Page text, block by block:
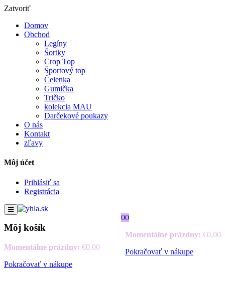
Zatvoriť
Domov
Obchod
Legíny
Šortky
Crop Top
Športový top
Čelenka
Gumička
Tričko
kolekcia MAU
Darčekové poukazy
O nás
Kontakt
zľavy
Môj účet
Prihlásiť sa
Registrácia
0
Momentálne prázdny: €0.00
Pokračovať v nákupe
0
Môj košík
Momentálne prázdny: €0.00
Pokračovať v nákupe